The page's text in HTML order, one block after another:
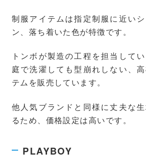
制服アイテムは指定制服に近い
ン、落ち着いた色が特徴です。
トンボが製造の工程を担当して
庭で洗濯しても型崩れしない、
テムを販売しています。
他人気ブランドと同様に丈夫な
るため、価格設定は高いです。
PLAYBOY